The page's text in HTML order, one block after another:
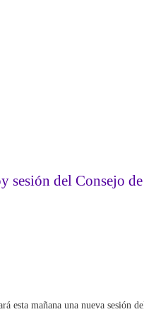
sesión del Consejo
esta mañana una nueva sesión